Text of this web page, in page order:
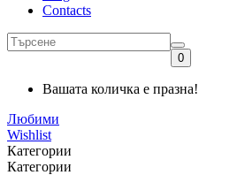
Contacts
0
Вашата количка е празна!
Любими
Wishlist
Категории
Категории